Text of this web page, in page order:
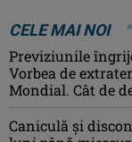
CELE MAI NOI
Previziunile
Vorbea de
Mondial. Cât de
Caniculă şi